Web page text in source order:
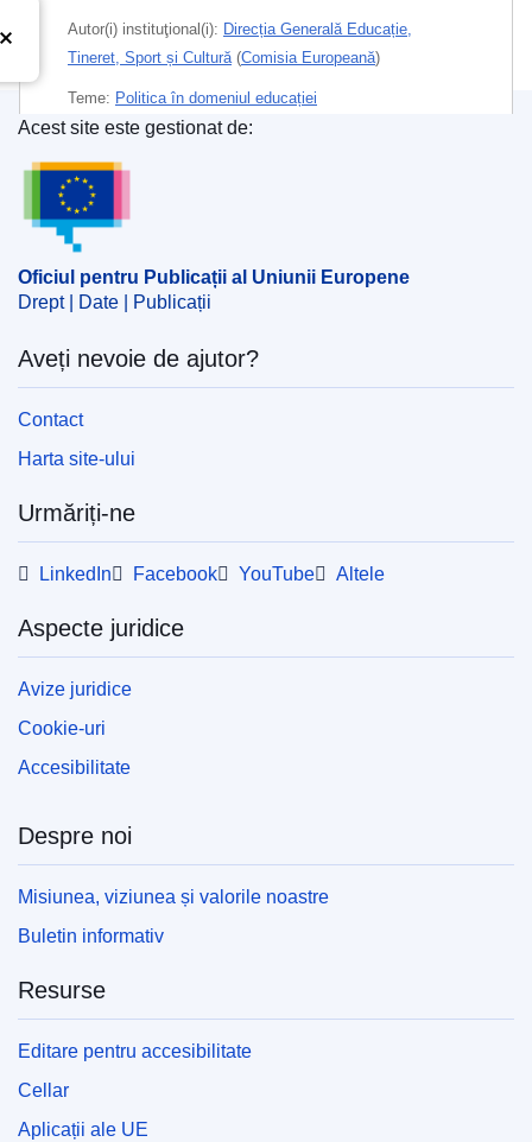
Autor(i) instituţional(i): Direcția Generală Educație,
Tineret, Sport și Cultură (Comisia Europeană)
Teme: Politica în domeniul educației
,integrare socială
învățământ la domiciliu
PDF
Released on EU publications website:
Această publicație poate fi descărcată în
optimă pentru tipărire (PDF/X). Pentru mai
multe informații cu privire la modul în care vă
puteți imprima propria copie a publicațiilor UE,
Oficiul pentru Publicații al Uniunii Europene
Acest site este gestionat de:
Oficiul pentru Publicații al Uniunii Europene
Drept | Date | Publicații
Aveți nevoie de ajutor?
Contact
Harta site-ului
Urmăriți-ne
LinkedIn Facebook YouTube Altele
Aspecte juridice
Avize juridice
Cookie-uri
Accesibilitate
Despre noi
Misiunea, viziunea și valorile noastre
Buletin informativ
Resurse
Editare pentru accesibilitate
Cellar
Aplicații ale UE